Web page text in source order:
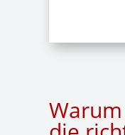
Warum